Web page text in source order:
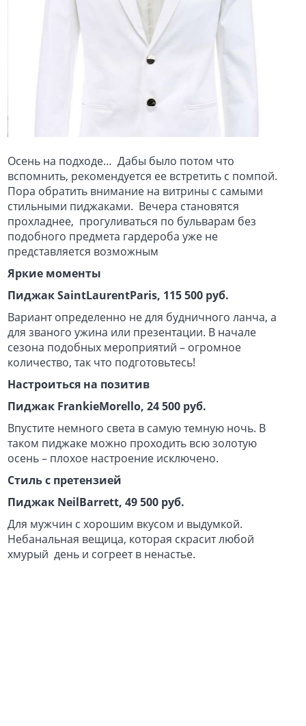
Осень на подходе… Дабы было потом что
вспомнить, рекомендуется ее встретить с помпой.
Пора обратить внимание на витрины с самыми
стильными пиджаками. Вечера становятся
прохладнее, прогуливаться по бульварам без
подобного предмета гардероба уже не
представляется возможным
Яркие моменты
Пиджак SaintLaurentParis, 115 500 руб.
Вариант определенно не для будничного ланча, а
для званого ужина или презентации. В начале
сезона подобных мероприятий – огромное
количество, так что подготовьтесь!
Настроиться на позитив
Пиджак FrankieMorello, 24 500 руб.
Впустите немного света в самую темную ночь. В
таком пиджаке можно проходить всю золотую
осень – плохое настроение исключено.
Стиль с претензией
Пиджак NeilBarrett, 49 500 руб.
Для мужчин с хорошим вкусом и выдумкой.
Небанальная вещица, которая скрасит любой
хмурый день и согреет в ненастье.